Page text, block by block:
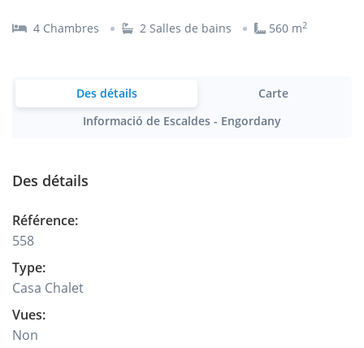
4 Chambres 2 Salles de bains 560 m2
Des détails
Carte
Informació de Escaldes - Engordany
Des détails
Référence:
558
Type:
Casa Chalet
Vues:
Non